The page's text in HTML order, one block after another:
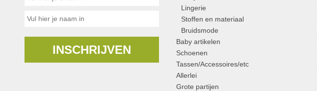
INSCHRIJVEN
Lingerie
Stoffen en materiaal
Bruidsmode
Baby artikelen
Schoenen
Tassen/Accessoires/etc
Allerlei
Grote partijen